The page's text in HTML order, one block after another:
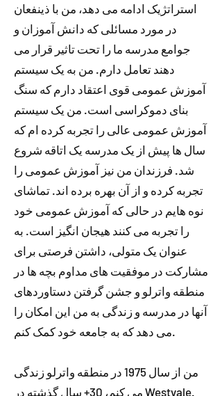
استراتژیک ادامه می دهد، من با ذینفعان
در مورد مسائلی که دانش آموزان و
جوامع مدرسه ما را تحت تاثیر قرار می
دهند تعامل دارم. من به یک سیستم
آموزش عمومی قوی اعتقاد دارم که سنگ
بنای دموکراسی است. من یک سیستم
آموزش عمومی عالی را تجربه کرده ام که
سال ها پیش از یک مدرسه یک اتاقه شروع
شد. فرزندان من نیز آموزش عمومی را
تجربه کرده و از آن بهره برده اند. تماشای
نوه هایم در حالی که آموزش عمومی خود
را تجربه می کنند هیجان انگیز است. به
عنوان یک متولی، داشتن فرصتی برای
مشارکت در موفقیت های مداوم بچه ها در
منطقه واترلو و جشن گرفتن دستاوردهای
آنها در مدرسه و زندگی به من این امکان را
می دهد که به جامعه خود کمک کنم.
من از سال 1975 در منطقه واترلو زندگی
می کنم، 30+ سال گذشته در Westvale.